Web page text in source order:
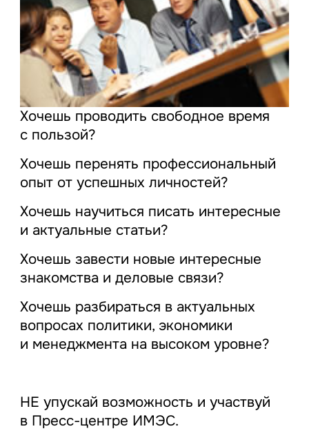
Хочешь проводить свободное время
с пользой?
Хочешь перенять профессиональный
опыт от успешных личностей?
Хочешь научиться писать интересные
и актуальные статьи?
Хочешь завести новые интересные
знакомства и деловые связи?
Хочешь разбираться в актуальных
вопросах политики, экономики
и менеджмента на высоком уровне?
НЕ упускай возможность и участвуй
в Пресс-центре ИМЭС.